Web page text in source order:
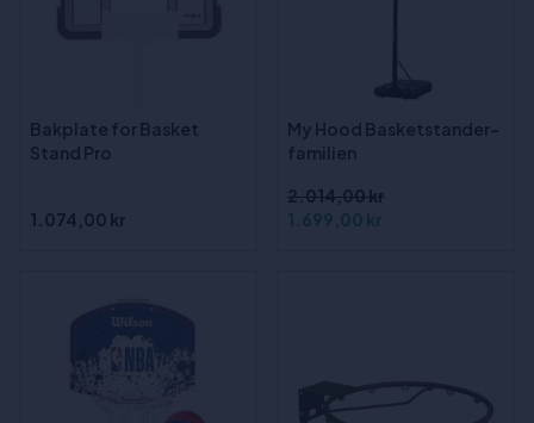
Bakplate for Basket
Stand Pro
1.074,00 kr
My Hood Basketstander-
familien
2.014,00 kr
1.699,00 kr